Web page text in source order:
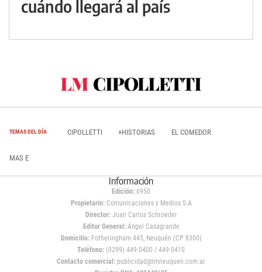
cuándo llegará al país
TEMAS DEL DÍA CIPOLLETTI +HISTORIAS EL COMEDOR
MAS E
Información
Edición: 6950
Propietario:Comunicaciones y Medios S.A
Director: Juan Carlos Schroeder
Editor General:Ángel Casagrande
Domicilio:Fotheringham 445, Neuquén (CP 8300)
Teléfono: (0299) 449 0400 / 449 0410
Contacto comercial: publicidad@lmneuquen.com.ar